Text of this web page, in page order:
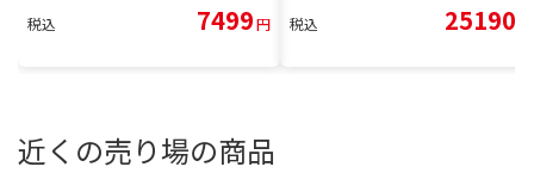
税込 7499円 税込 25190
近くの売り場の商品